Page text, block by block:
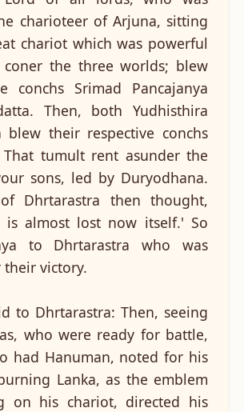
charioteer of Arjuna, sitting
chariot which was powerful
the three worlds; blew
conchs Srimad Pancajanya
Then, both Yudhisthira
blew their respective conchs
That tumult rent asunder the
sons, led by Duryodhana.
Dhrtarastra then thought,
is almost lost now itself.' So
to Dhrtarastra who was
victory.
to Dhrtarastra: Then, seeing
who were ready for battle,
had Hanuman, noted for his
Lanka, as the emblem
on his chariot, directed his